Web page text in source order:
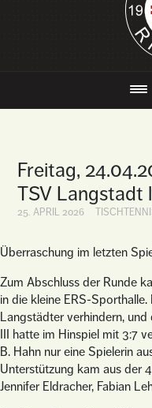
Freitag,
TSV Langstadt
25. APRIL 2026
Überraschung im letzten
Zum Abschluss der Runde
in die kleine ERS-
Langstädter verhindern,
III hatte im Hinspiel mit 3:7
B. Hahn nur eine Spielerin
Unterstützung kam aus der
Jennifer Eldracher, Fabian